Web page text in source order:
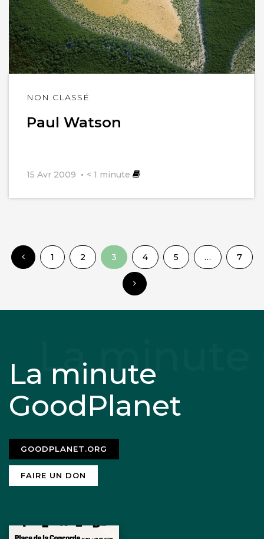
NON CLASSÉ
Paul Watson
15 Avr 2009 < 1 minute
Lire
1 2 3 4 5 … 7
La minute
GoodPlanet
GOODPLANET.ORG
FAIRE UN DON